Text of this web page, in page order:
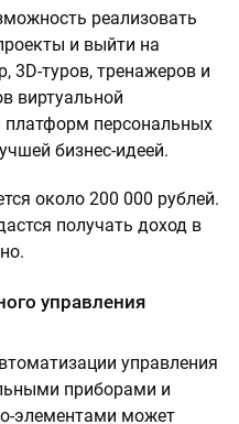
реализовать
и выйти на
3D-туров, тренажеров и
виртуальной
платформ персональных
бизнес-идеей.
около 200 000 рублей.
получать доход в
управления
управления
приборами и
элементами может